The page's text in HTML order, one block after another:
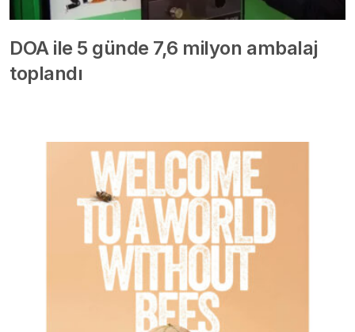
DOA ile 5 günde 7,6 milyon ambalaj
toplandı